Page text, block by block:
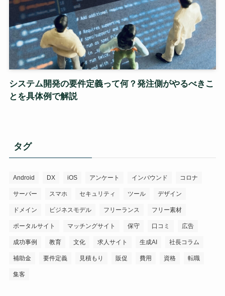
システム開発の要件定義って何？発注側がやるべきこ
とを具体例で解説
タグ
Android DX iOS アンケート インバウンド コロナ
サーバー スマホ セキュリティ ツール デザイン
ドメイン ビジネスモデル フリーランス フリー素材
ポータルサイト マッチングサイト 保守 口コミ 広告
成功事例 教育 文化 求人サイト 生成AI 社長コラム
補助金 要件定義 見積もり 販促 費用 資格 転職
集客